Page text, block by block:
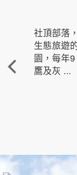
社頂部落
生態旅遊
園，每年
鷹及灰 ...